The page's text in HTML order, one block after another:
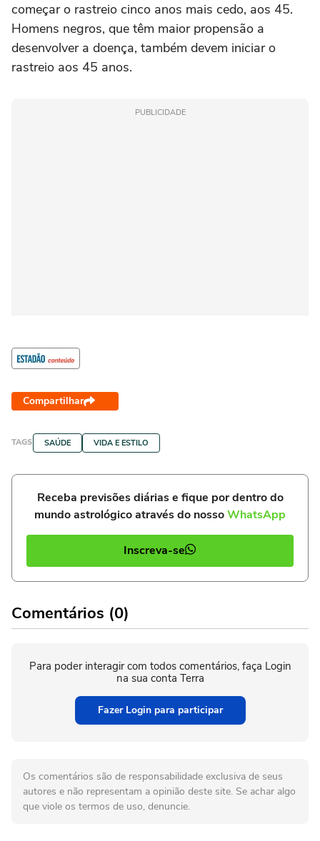
começar o rastreio cinco anos mais cedo, aos 45.
Homens negros, que têm maior propensão a
desenvolver a doença, também devem iniciar o
rastreio aos 45 anos.
PUBLICIDADE
Compartilhar
TAGS SAÚDE VIDA E ESTILO
Receba previsões diárias e fique por dentro do
mundo astrológico através do nossoWhatsApp
Inscreva-se
Comentários (0)
Para poder interagir com todos comentários, faça Login
na sua conta Terra
Fazer Login para participar
Os comentários são de responsabilidade exclusiva de seus
autores e não representam a opinião deste site. Se achar algo
que viole os termos de uso, denuncie.